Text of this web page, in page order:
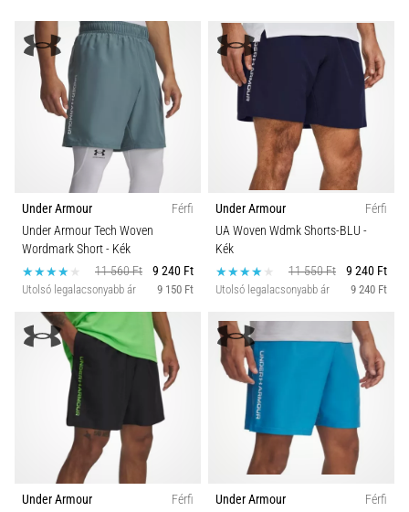
Under Armour
Férfi
Under Armour Tech Woven
Wordmark Short- Kék
11 560 Ft
9 240 Ft
Utolsó legalacsonyabb ár 9 150 Ft
Under Armour
Férfi
UA Woven Wdmk Shorts-BLU -
Kék
11 550 Ft
9 240 Ft
Utolsó legalacsonyabb ár 9 240 Ft
Under Armour
Férfi
Under Armour
Férfi